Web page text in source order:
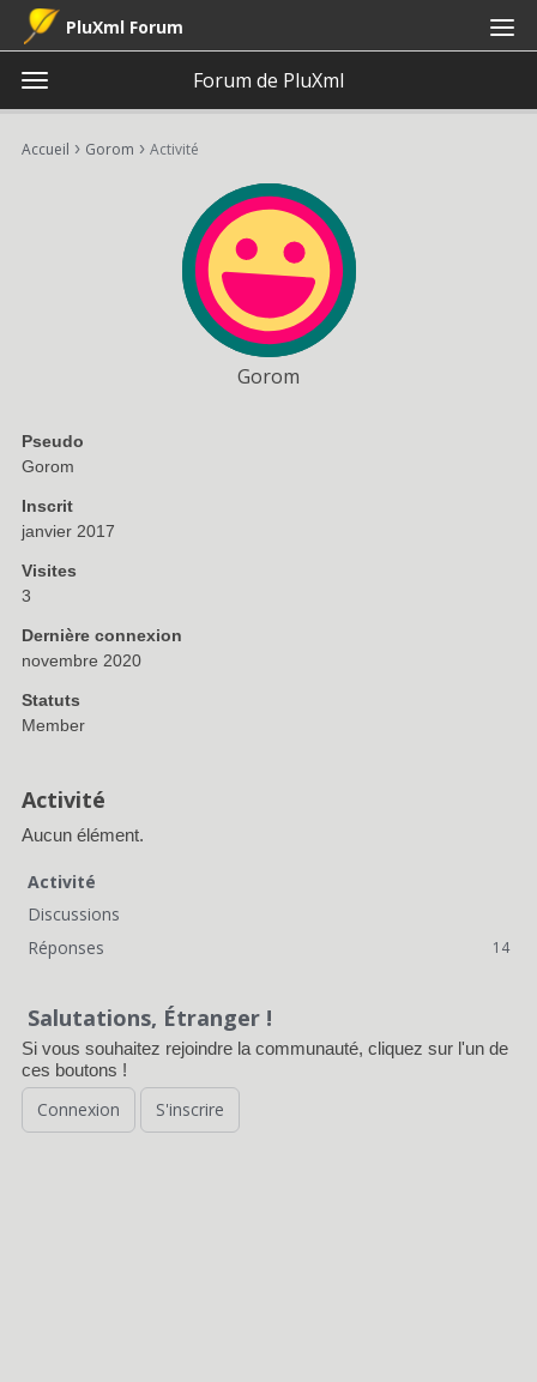
PluXml Forum
t
g
Forum de PluXml
Connexion
Connexion S'inscrire
Accueil › Gorom › Activité
Gorom
Pseudo
Gorom
Inscrit
janvier 2017
Visites
3
Dernière connexion
novembre 2020
Statuts
Member
Activité
Aucun élément.
Activité
Discussions
Réponses
14
Salutations, Étranger !
Si vous souhaitez rejoindre la communauté, cliquez sur l'un de
ces boutons !
Connexion S'inscrire